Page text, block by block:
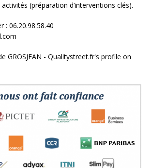
(préparation d’interventions clés).
: 06.20.98.58.40